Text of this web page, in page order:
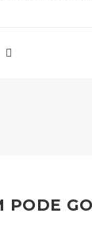
PODE